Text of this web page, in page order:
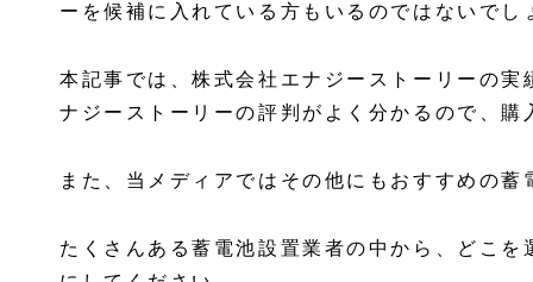
ーを候補に入れている方もいるのではないでし
本記事では、株式会社エナジーストーリーの
ナジーストーリーの評判がよく分かるので、
また、当メディアではその他にもおすすめの
たくさんある蓄電池設置業者の中から、どこ